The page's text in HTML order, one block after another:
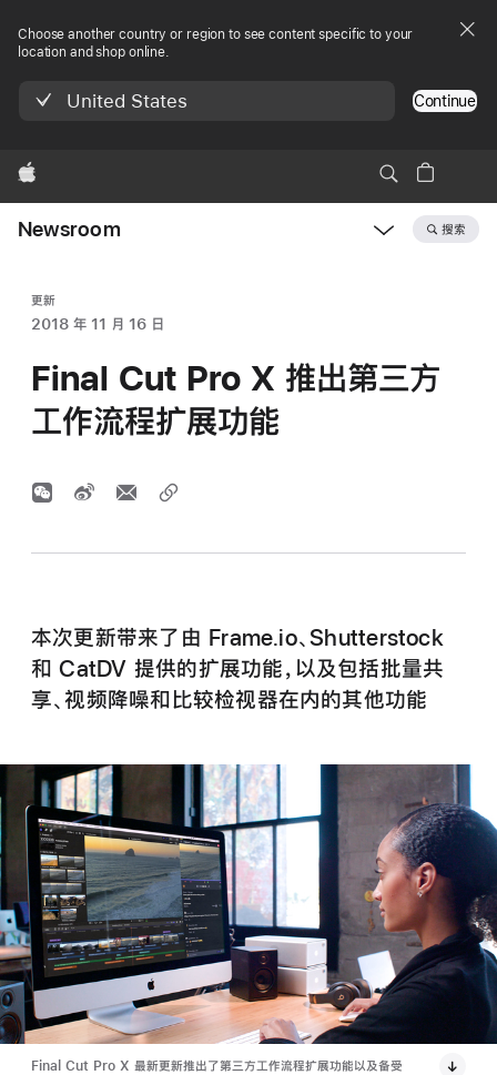
Choose another country or region to see content specific to your
location and shop online.
United States Continue
Apple
Newsroom 搜索
更新
2018 年 11 月 16 日
Final Cut Pro X 推出第三方
工作流程扩展功能
本次更新带来了由 Frame.io、Shutterstock
和 CatDV 提供的扩展功能，以及包括批量共
享、视频降噪和比较检视器在内的其他功能
Final Cut Pro X 最新更新推出了第三方工作流程扩展功能以及备受